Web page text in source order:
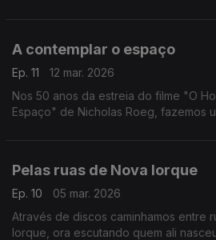
A contemplar o espaço
Ep. 11
12 mar. 2026
Nos 50 anos da estreia do filme "O
Espaço" de Nicholas Roeg, fazemos
Pelas ruas de Nova Iorque
Ep. 10
05 mar. 2026
Através de discos caminhamos entre
Iorque, ora escutando quem ali